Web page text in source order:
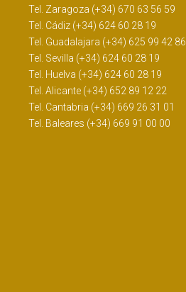
Tel. Zaragoza (+34) 670 63 56 59
Tel. Cádiz (+34) 624 60 28 19
Tel. Guadalajara (+34) 625 99 42 86
Tel. Sevilla (+34) 624 60 28 19
Tel. Huelva (+34) 624 60 28 19
Tel. Alicante (+34) 652 89 12 22
Tel. Cantabria (+34) 669 26 31 01
Tel. Baleares (+34) 669 91 00 00